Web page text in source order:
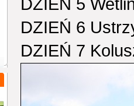
DZIEŃ 6
DZIEŃ 7